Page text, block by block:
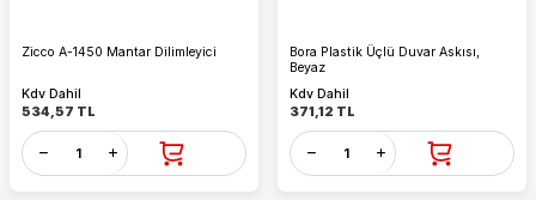
Zicco A-1450 Mantar Dilimleyici
Kdv Dahil
534,57 TL
Bora Plastik Üçlü Duvar Askısı,
Beyaz
Kdv Dahil
371,12 TL